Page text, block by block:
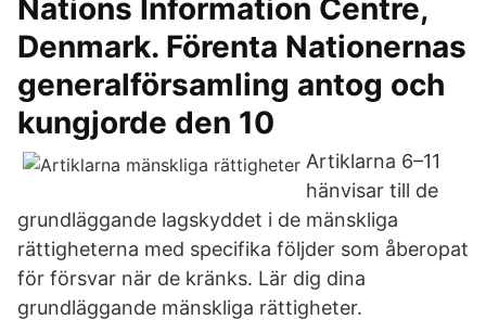
Nations Information Centre,
Denmark. Förenta Nationernas
generalförsamling antog och
kungjorde den 10
Artiklarna 6–11
hänvisar till de
grundläggande lagskyddet i de mänskliga
rättigheterna med specifika följder som åberopat
för försvar när de kränks. Lär dig dina
grundläggande mänskliga rättigheter.